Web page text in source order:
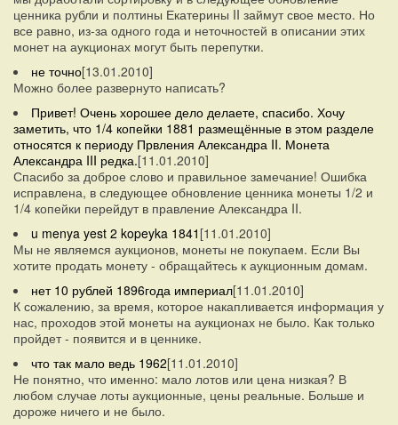
ценника рубли и полтины Екатерины II займут свое место. Но
все равно, из-за одного года и неточностей в описании этих
монет на аукционах могут быть перепутки.
не точно[13.01.2010]
Можно более развернуто написать?
Привет! Очень хорошее дело делаете, спасибо. Хочу
заметить, что 1/4 копейки 1881 размещённые в этом разделе
относятся к периоду Првления Александра II. Монета
Александра III редка.[11.01.2010]
Спасибо за доброе слово и правильное замечание! Ошибка
исправлена, в следующее обновление ценника монеты 1/2 и
1/4 копейки перейдут в правление Александра II.
u menya yest 2 kopeyka 1841 [11.01.2010]
Мы не являемся аукционов, монеты не покупаем. Если Вы
хотите продать монету - обращайтесь к аукционным домам.
нет 10 рублей 1896года империал[11.01.2010]
К сожалению, за время, которое накапливается информация у
нас, проходов этой монеты на аукционах не было. Как только
пройдет - появится и в ценнике.
что так мало ведь 1962[11.01.2010]
Не понятно, что именно: мало лотов или цена низкая? В
любом случае лоты аукционные, цены реальные. Больше и
дороже ничего и не было.